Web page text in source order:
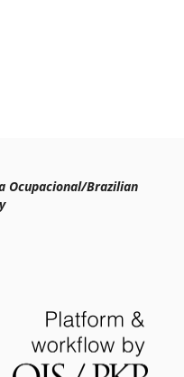
Ocupacional/Brazilian